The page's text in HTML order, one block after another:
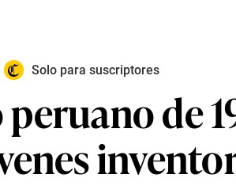
Solo para suscriptores
de